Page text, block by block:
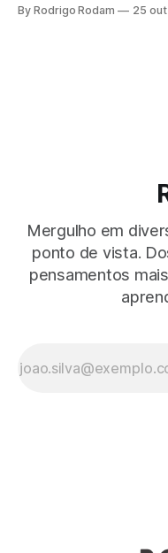
adolescência regada a
By Rodrigo Rodam 25
Mergulho em
ponto de vista.
pensamentos